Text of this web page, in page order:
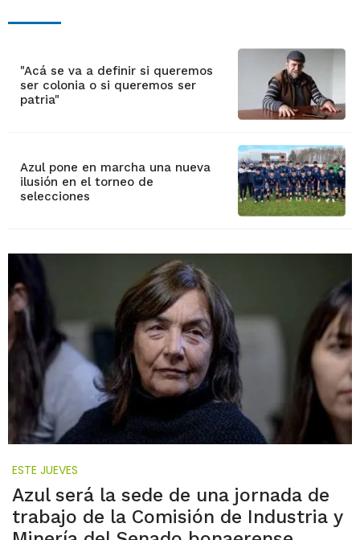
"Acá se va a definir si queremos
ser colonia o si queremos ser
patria"
Azul pone en marcha una nueva
ilusión en el torneo de
selecciones
ESTE JUEVES
Azul será la sede de una jornada de
trabajo de la Comisión de Industria y